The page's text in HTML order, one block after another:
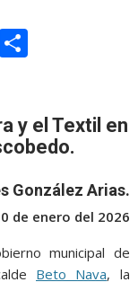
T
e
y el Textil en
González Arias.
de enero del 2026
municipal de
Beto Nava, la